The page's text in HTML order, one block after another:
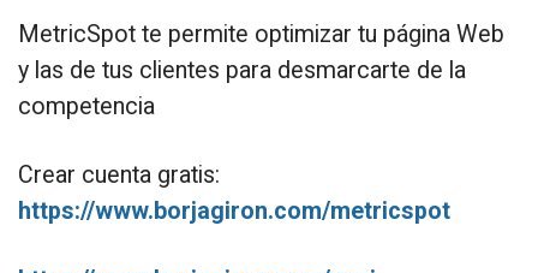
MetricSpot te permite optimizar tu página Web
y las de tus clientes para desmarcarte de la
competencia
Crear cuenta gratis:
https://www.borjagiron.com/metricspot